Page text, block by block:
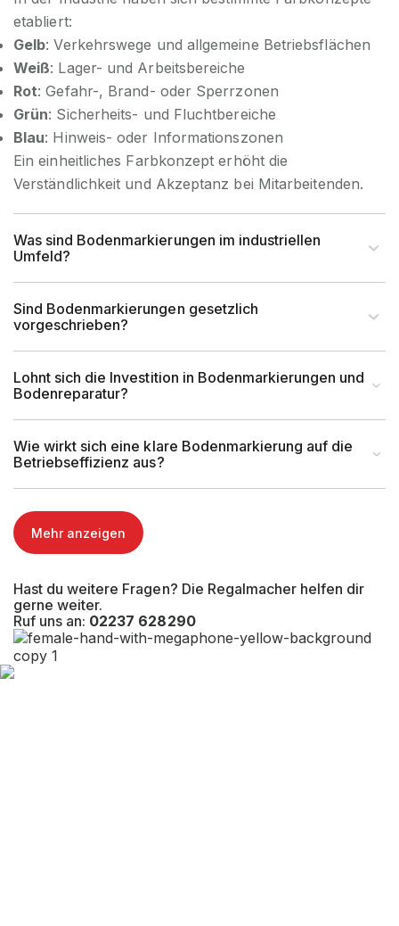
Hast du weitere Fragen? Die Regalmacher helfen dir
gerne weiter.
Ruf uns an: 02237 628290
etabliert:
Gelb: Verkehrswege und allgemeine Betriebsflächen
Weiß: Lager- und Arbeitsbereiche
Rot: Gefahr-, Brand- oder Sperrzonen
Grün: Sicherheits- und Fluchtbereiche
Blau: Hinweis- oder Informationszonen
Ein einheitliches Farbkonzept erhöht die
Verständlichkeit und Akzeptanz bei Mitarbeitenden.
Was sind Bodenmarkierungen im industriellen
Umfeld?
Sind Bodenmarkierungen gesetzlich
vorgeschrieben?
Lohnt sich die Investition in Bodenmarkierungen und
Bodenreparatur?
Wie wirkt sich eine klare Bodenmarkierung auf die
Betriebseffizienz aus?
Mehr anzeigen